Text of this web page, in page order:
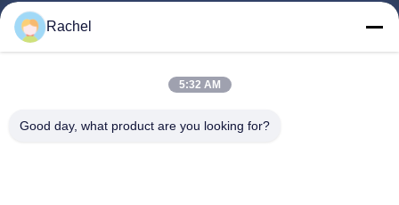
Thuis
Producten
Fabrieksreis
Rachel
5:32 AM
Good day, what product are you looking for?